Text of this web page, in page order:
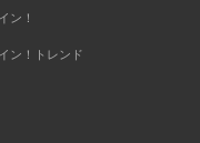
ン！
ン！トレンド